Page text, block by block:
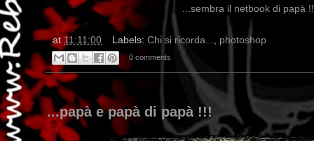
...sembra il netbook di papà
at 11:11:00 Labels: Chi si ricorda... photoshop
0 comments
...papà e papà di papà !!!